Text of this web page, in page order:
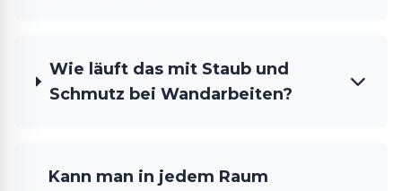
Wie läuft das mit Staub und
Schmutz bei Wandarbeiten?
Kann man in jedem Raum